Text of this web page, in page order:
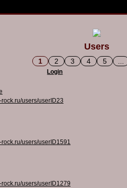
Users
1 2 3 4 5
Login
users/userID23
users/userID1591
users/userID1279